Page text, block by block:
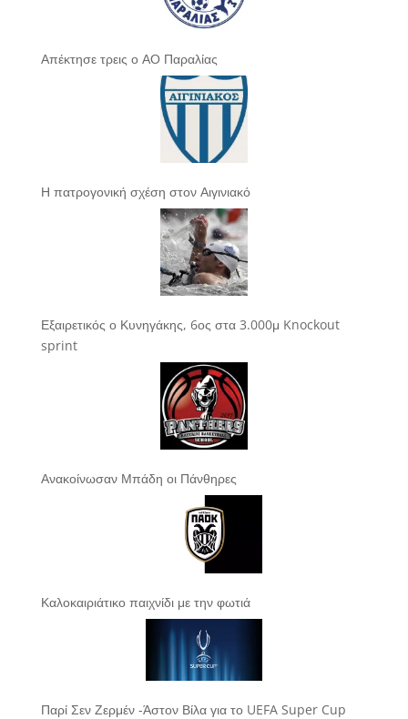
Απέκτησε τρεις ο ΑΟ Παραλίας
Η πατρογονική σχέση στον Αιγινιακό
Εξαιρετικός ο Κυνηγάκης, 6ος στα 3.000μ Knockout
sprint
Ανακοίνωσαν Μπάδη οι Πάνθηρες
Καλοκαιριάτικο παιχνίδι με την φωτιά
Παρί Σεν Ζερμέν -Άστον Βίλα για το UEFA Super Cup